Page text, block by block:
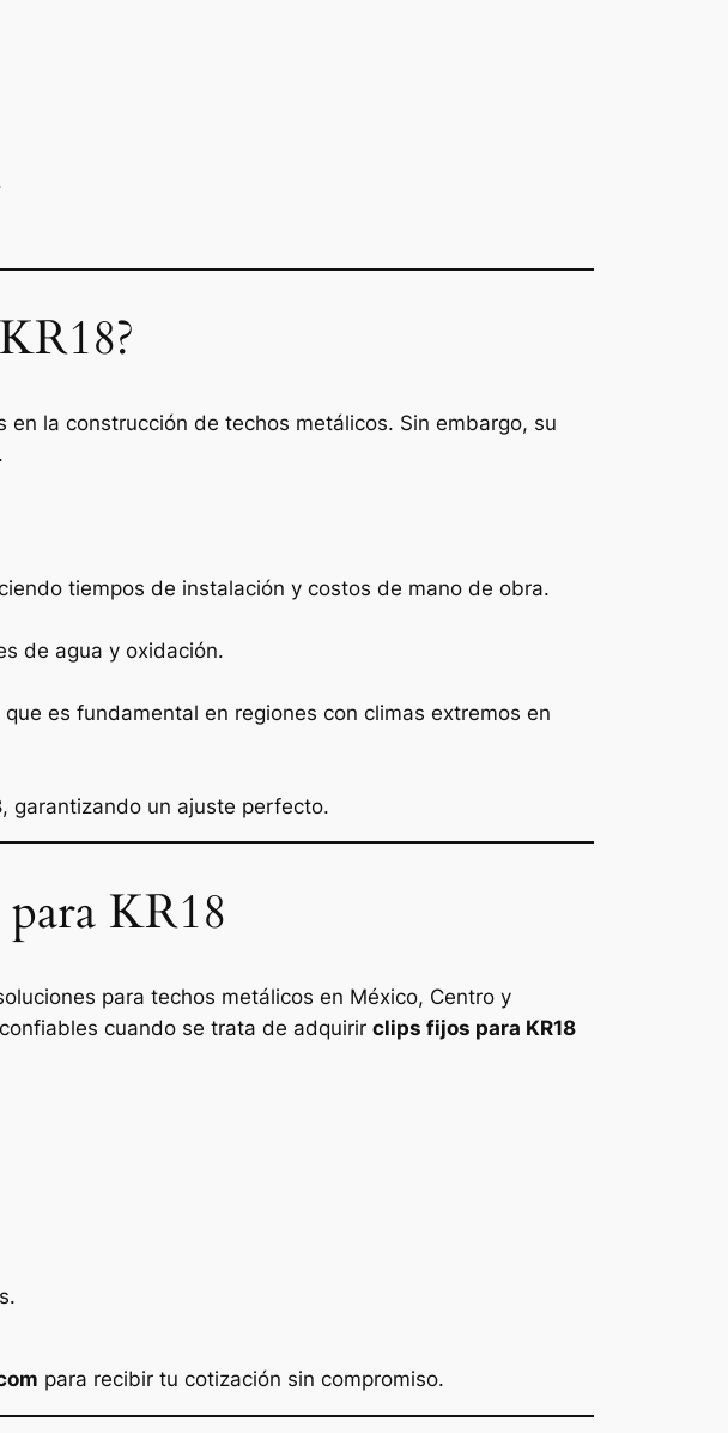
la construcción de techos metálicos. Sin embargo, su
tiempos de instalación y costos de mano de obra.
de agua y oxidación.
es fundamental en regiones con climas extremos en
, garantizando un ajuste perfecto.
KR18
para techos metálicos en México, Centro y
cuando se trata de adquirir clips fijos para KR18
para recibir tu cotización sin compromiso.